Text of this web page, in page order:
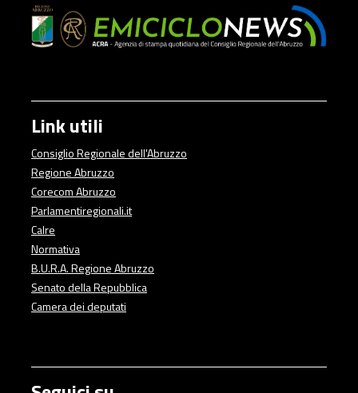
Link utili
Consiglio Regionale dell'Abruzzo
Regione Abruzzo
Corecom Abruzzo
Parlamentiregionali.it
Calre
Normativa
B.U.R.A. Regione Abruzzo
Senato della Repubblica
Camera dei deputati